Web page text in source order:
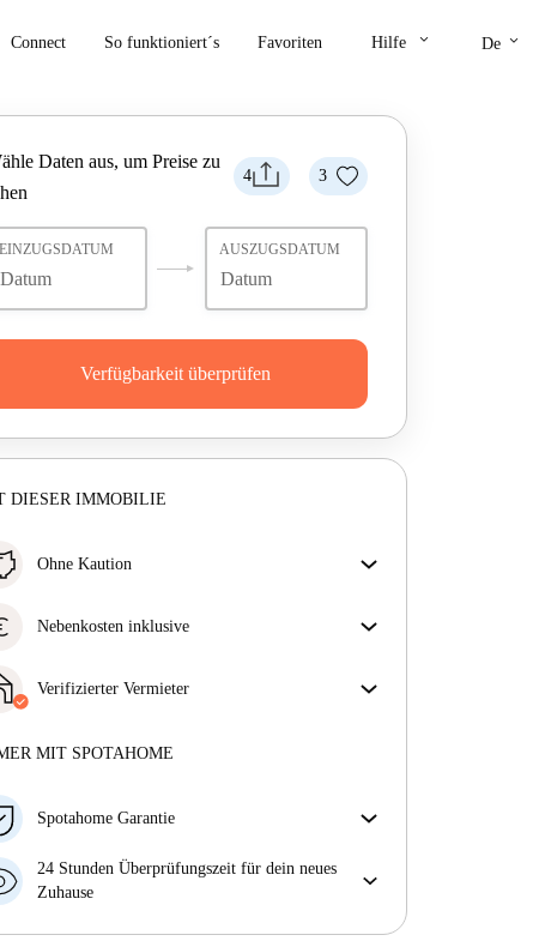
Connect So funktioniert´s Favoriten Hilfe keyboard_arrow_down De keyboard_arrow_down
4 3
Daten aus, um Preise zu
EINZUGSDATUM AUSZUGSDATUM
Verfügbarkeit überprüfen
DIESER IMMOBILIE
Ohne Kaution
Immobilien.
Nebenkosten inklusive
– Miete und Betriebskosten in einem für ein
unkompliziertes Mietverhältnis.
Verifizierter Vermieter
Mehr über diesen Vermieter
MIT SPOTAHOME
Spotahome Garantie
Falls der Vermieter deine Buchung kurzfristig
storniert, werden wir dir entweder A) ein Hotel
finden oder B) den gezahlten Betrag vollständig
24 Stunden Überprüfungszeit für dein neues
Zuhause